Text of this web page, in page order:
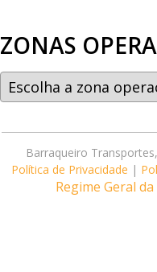
ZONAS
Barraqueiro
Política de Privacidade |
Regime Geral